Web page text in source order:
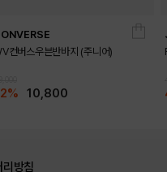
컨버스우븐반바지 (주니어)
10,800
방침